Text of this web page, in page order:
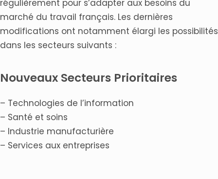
régulièrement pour s’adapter aux besoins du
marché du travail français. Les dernières
modifications ont notamment élargi les possibilités
dans les secteurs suivants :
Nouveaux Secteurs Prioritaires
– Technologies de l’information
– Santé et soins
– Industrie manufacturière
– Services aux entreprises